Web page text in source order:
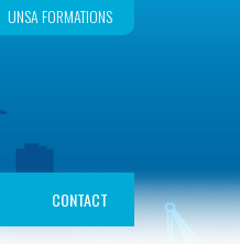
UNSA FORMATIONS
CONTACT